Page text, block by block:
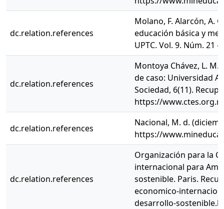
dc.relation.references
Molano, F. Alarcón, A.
educación básica y
UPTC. Vol. 9. Núm. 21
dc.relation.references
Montoya Chávez, L.
de caso: Universidad
Sociedad, 6(11).
https://
dc.relation.references
Nacional, M. d.
https://
dc.relation.references
Organización para la
internacional para
sostenible. Paris.
economico-
desarrollo-